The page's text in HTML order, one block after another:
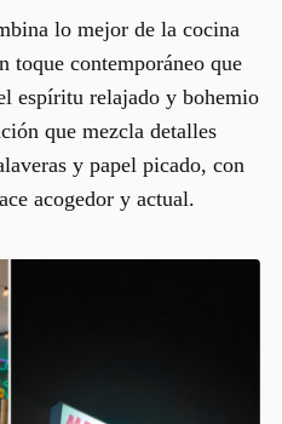
lo mejor de la cocina
toque contemporáneo que
espíritu relajado y bohemio
que mezcla detalles
y papel picado, con
acogedor y actual.